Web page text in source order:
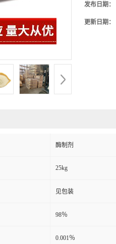
发布日期：
更新日期：
酶制剂
25kg
见包装
98％
0.001％